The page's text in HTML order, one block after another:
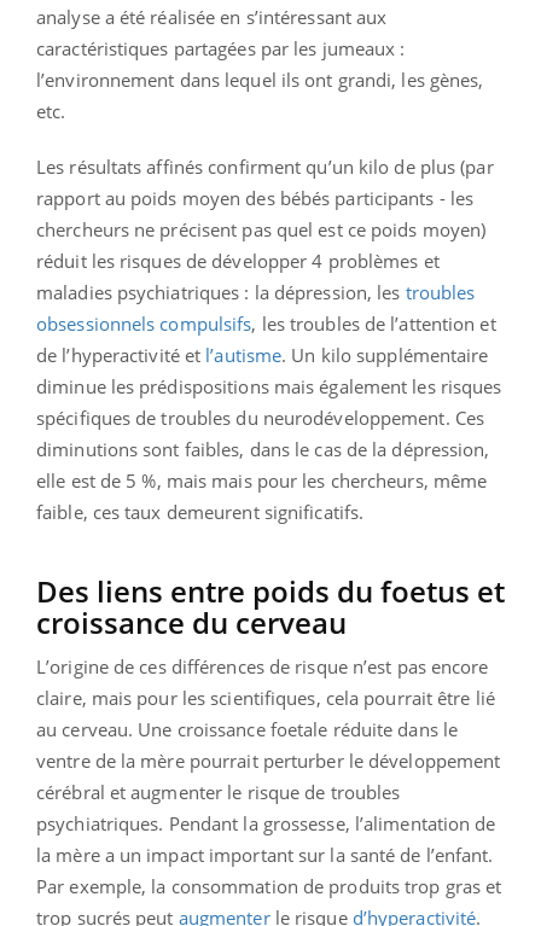
analyse a été réalisée en s’intéressant aux
caractéristiques partagées par les jumeaux :
l’environnement dans lequel ils ont grandi, les gènes,
etc.
Les résultats affinés confirment qu’un kilo de plus (par
rapport au poids moyen des bébés participants - les
chercheurs ne précisent pas quel est ce poids moyen)
réduit les risques de développer 4 problèmes et
maladies psychiatriques : la dépression, les troubles
obsessionnels compulsifs, les troubles de l’attention et
de l’hyperactivité et l’autisme. Un kilo supplémentaire
diminue les prédispositions mais également les risques
spécifiques de troubles du neurodéveloppement. Ces
diminutions sont faibles, dans le cas de la dépression,
elle est de 5 %, mais mais pour les chercheurs, même
faible, ces taux demeurent significatifs.
Des liens entre poids du foetus et
croissance du cerveau
L’origine de ces différences de risque n’est pas encore
claire, mais pour les scientifiques, cela pourrait être lié
au cerveau. Une croissance foetale réduite dans le
ventre de la mère pourrait perturber le développement
cérébral et augmenter le risque de troubles
psychiatriques. Pendant la grossesse, l’alimentation de
la mère a un impact important sur la santé de l’enfant.
Par exemple, la consommation de produits trop gras et
trop sucrés peut augmenterle risque d’hyperactivité.